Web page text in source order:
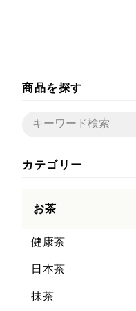
商品を探す
カテゴリー
お茶
健康茶
日本茶
抹茶